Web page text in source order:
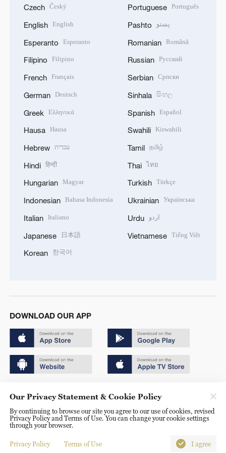
Czech Český
English English
Esperanto Esperanto
Filipino Filipino
French Français
German Deutsch
Greek Ελληνικά
Hausa Hausa
Hebrew עברית
Hindi हिन्दी
Hungarian Magyar
Indonesian Bahasa Indonesia
Italian Italiano
Japanese 日本語
Korean 한국어
Portuguese Português
Pashto پښتو
Romanian Română
Russian Русский
Serbian Српски
Sinhala සිංහල
Spanish Español
Swahili Kiswahili
Tamil தமிழ்
Thai ไทย
Turkish Türkçe
Ukrainian Українська
Urdu اردو
Vietnamese Tiếng Việt
DOWNLOAD OUR APP
京ICP备20000184号
京公网安备 11010502050052号
Disinformation report hotline: 010-85061466
Our Privacy Statement & Cookie Policy
By continuing to browse our site you agree to our use of cookies, revised
Privacy Policy and Terms of Use. You can change your cookie settings
through your browser.
Privacy Policy Terms of Use I agree